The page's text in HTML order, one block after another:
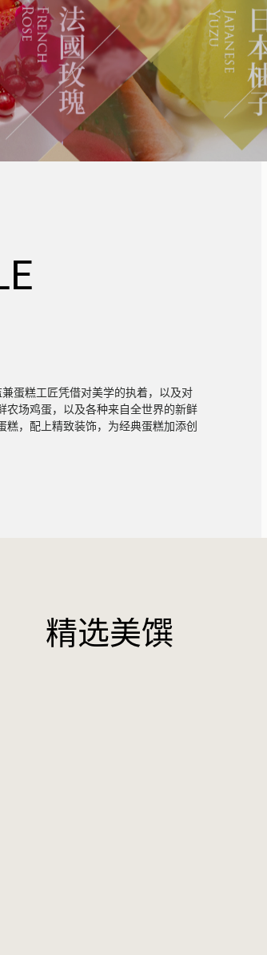
蛋糕工匠凭借对美学的执着，以及对
农场鸡蛋，以及各种来自全世界的新鲜
，配上精致装饰，为经典蛋糕加添创
精选美馔